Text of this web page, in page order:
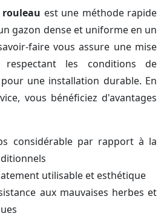
rouleau est une méthode rapide
gazon dense et uniforme en un
faire vous assure une mise
les conditions de
une installation durable. En
vous bénéficiez d'avantages
considérable par rapport à la
utilisable et esthétique
aux mauvaises herbes et